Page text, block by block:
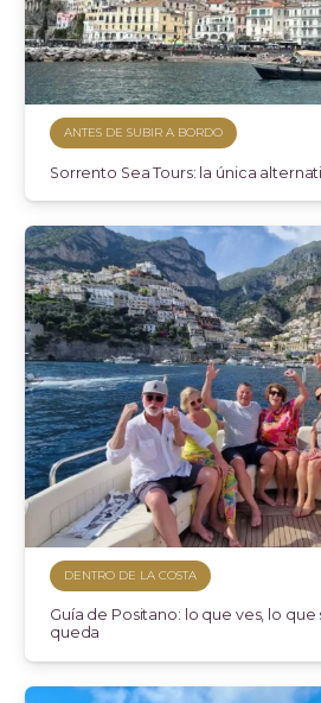
ANTES DE SUBIR A BORDO
Sorrento Sea Tours: la única
DENTRO DE LA COSTA
Guía de Positano: lo que ves, lo que
queda